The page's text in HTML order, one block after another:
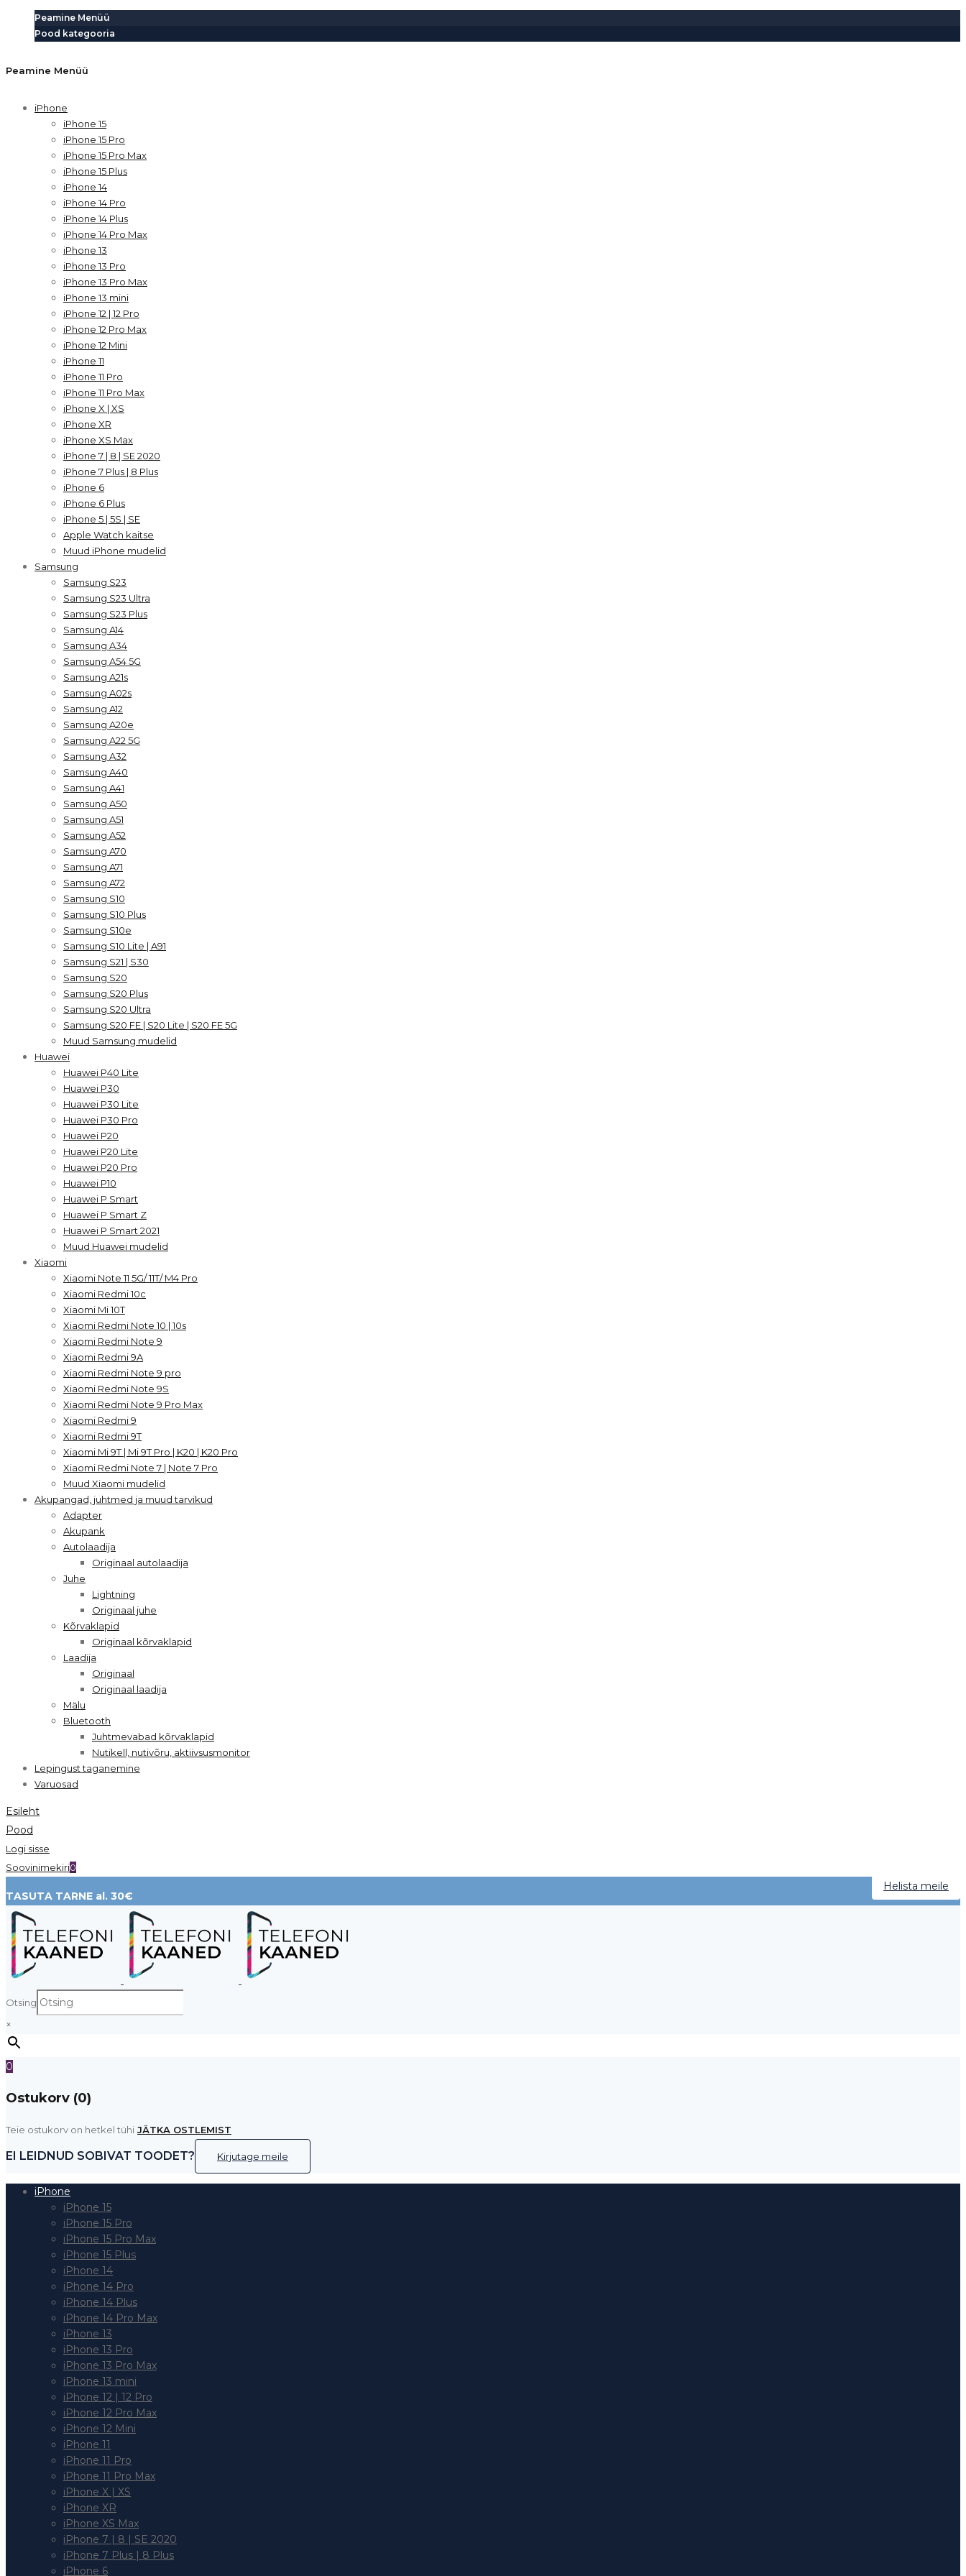
Peamine Menüü
Pood kategooria
Peamine Menüü
iPhone
iPhone 15
iPhone 15 Pro
iPhone 15 Pro Max
iPhone 15 Plus
iPhone 14
iPhone 14 Pro
iPhone 14 Plus
iPhone 14 Pro Max
iPhone 13
iPhone 13 Pro
iPhone 13 Pro Max
iPhone 13 mini
iPhone 12 | 12 Pro
iPhone 12 Pro Max
iPhone 12 Mini
iPhone 11
iPhone 11 Pro
iPhone 11 Pro Max
iPhone X | XS
iPhone XR
iPhone XS Max
iPhone 7 | 8 | SE 2020
iPhone 7 Plus | 8 Plus
iPhone 6
iPhone 6 Plus
iPhone 5 | 5S | SE
Apple Watch kaitse
Muud iPhone mudelid
Samsung
Samsung S23
Samsung S23 Ultra
Samsung S23 Plus
Samsung A14
Samsung A34
Samsung A54 5G
Samsung A21s
Samsung A02s
Samsung A12
Samsung A20e
Samsung A22 5G
Samsung A32
Samsung A40
Samsung A41
Samsung A50
Samsung A51
Samsung A52
Samsung A70
Samsung A71
Samsung A72
Samsung S10
Samsung S10 Plus
Samsung S10e
Samsung S10 Lite | A91
Samsung S21 | S30
Samsung S20
Samsung S20 Plus
Samsung S20 Ultra
Samsung S20 FE | S20 Lite | S20 FE 5G
Muud Samsung mudelid
Huawei
Huawei P40 Lite
Huawei P30
Huawei P30 Lite
Huawei P30 Pro
Huawei P20
Huawei P20 Lite
Huawei P20 Pro
Huawei P10
Huawei P Smart
Huawei P Smart Z
Huawei P Smart 2021
Muud Huawei mudelid
Xiaomi
Xiaomi Note 11 5G/ 11T/ M4 Pro
Xiaomi Redmi 10c
Xiaomi Mi 10T
Xiaomi Redmi Note 10 | 10s
Xiaomi Redmi Note 9
Xiaomi Redmi 9A
Xiaomi Redmi Note 9 pro
Xiaomi Redmi Note 9S
Xiaomi Redmi Note 9 Pro Max
Xiaomi Redmi 9
Xiaomi Redmi 9T
Xiaomi Mi 9T | Mi 9T Pro | K20 | K20 Pro
Xiaomi Redmi Note 7 | Note 7 Pro
Muud Xiaomi mudelid
Akupangad, juhtmed ja muud tarvikud
Adapter
Akupank
Autolaadija
Originaal autolaadija
Juhe
Lightning
Originaal juhe
Kõrvaklapid
Originaal kõrvaklapid
Laadija
Originaal
Originaal laadija
Mälu
Bluetooth
Juhtmevabad kõrvaklapid
Nutikell, nutivõru, aktiivsusmonitor
Lepingust taganemine
Varuosad
Esileht
Pood
Logi sisse
Soovinimekiri0
TASUTA TARNE al. 30€
Helista meile
Otsing
×
0
Ostukorv (0)
Teie ostukorv on hetkel tühi JÄTKA OSTLEMIST
EI LEIDNUD SOBIVAT TOODET? Kirjutage meile
iPhone
iPhone 15
iPhone 15 Pro
iPhone 15 Pro Max
iPhone 15 Plus
iPhone 14
iPhone 14 Pro
iPhone 14 Plus
iPhone 14 Pro Max
iPhone 13
iPhone 13 Pro
iPhone 13 Pro Max
iPhone 13 mini
iPhone 12 | 12 Pro
iPhone 12 Pro Max
iPhone 12 Mini
iPhone 11
iPhone 11 Pro
iPhone 11 Pro Max
iPhone X | XS
iPhone XR
iPhone XS Max
iPhone 7 | 8 | SE 2020
iPhone 7 Plus | 8 Plus
iPhone 6